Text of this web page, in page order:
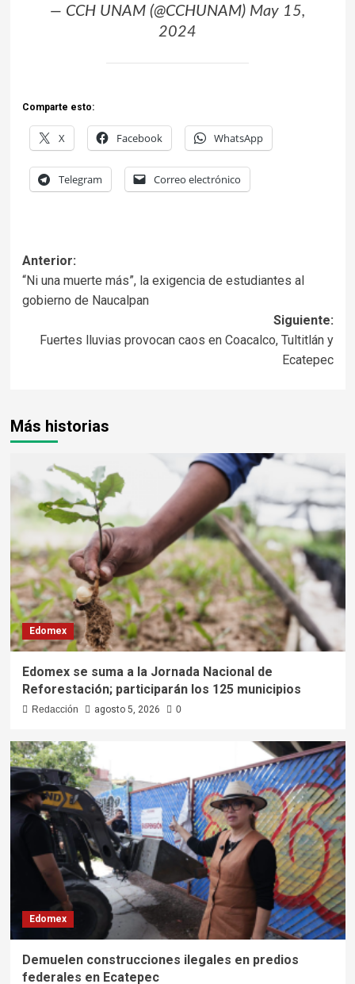
— CCH UNAM (@CCHUNAM) May 15,
2024
Comparte esto:
X Facebook WhatsApp
Telegram Correo electrónico
Anterior:
“Ni una muerte más”, la exigencia de estudiantes al
gobierno de Naucalpan
Siguiente:
Fuertes lluvias provocan caos en Coacalco, Tultitlán y
Ecatepec
Más historias
Edomex
Edomex se suma a la Jornada Nacional de
Reforestación; participarán los 125 municipios
Redacción agosto 5, 2026 0
Edomex
Demuelen construcciones ilegales en predios
federales en Ecatepec